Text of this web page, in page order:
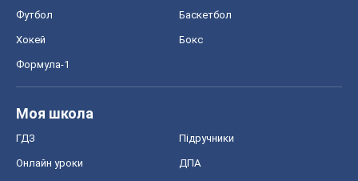
Футбол Баскетбол
Хокей Бокс
Формула-1
Моя школа
ГДЗ Підручники
Онлайн уроки ДПА